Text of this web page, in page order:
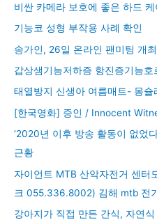
비싼 카메라 보호에 좋은 하드
기능코 성형 부작용 사례 확인
송가인, 26일 온라인 팬미팅 개
갑상샘기능저하증 항진증기능
태열방지 신생아 여름매트- 몽슐
[한국영화] 증인 / Innocent
‘2020년 이후 방송 활동이 없었
근황
자이언트 MTB 산악자전거 센터
크 055.336.8002) 김해 mtb 전
강아지가 직접 만든 간식, 자연